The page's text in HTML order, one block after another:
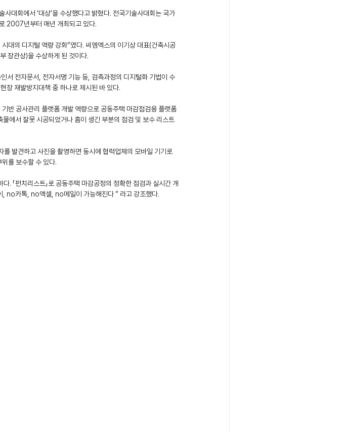
대회에서 ‘대상’을 수상했다고 밝혔다. 전국기술사대회는 국가
2007년부터 매년 개최되고 있다.
대의 디지털 역량 강화”였다. 씨엠엑스의 이기상 대표(건축시공
장관상)을 수상하게 된 것이다.
서 전자문서, 전자서명 기능 등, 검측과정의 디지털화 기법이 수
장 재발방지대책 중 하나로 제시된 바 있다.
반 공사관리 플랫폼 개발 역량으로 공동주택 마감점검용 플랫폼
물에서 잘못 시공되었거나 흠이 생긴 부분의 점검 및 보수 리스트
를 발견하고 사진을 촬영하면 동시에 협력업체의 모바일 기기로
를 보수할 수 있다.
. 「펀치리스트」로 공동주택 마감공정의 정확한 점검과 실시간 개
no카톡, no엑셀, no메일이 가능해진다 ” 라고 강조했다.